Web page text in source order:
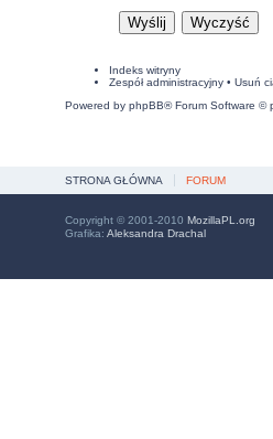
Indeks witryny
Zespół administracyjny• Usuń
Powered by phpBB® Forum Software ©
STRONA GŁÓWNA FORUM
Copyright © 2001-2010 MozillaPL.org
Grafika: Aleksandra Drachal